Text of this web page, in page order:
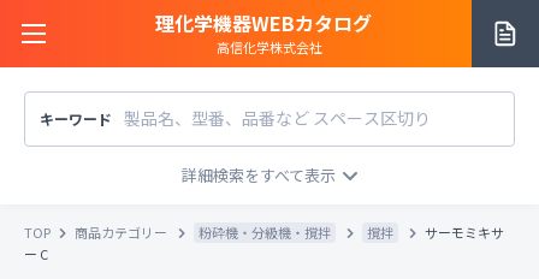
理化学機器WEBカタログ
高信化学株式会社
サイトご利用方法
キーワード
メーカー/販売元
TOP 商品カテゴリー 粉砕機・分級機・撹拌 撹拌
サーモミキサ
ー C